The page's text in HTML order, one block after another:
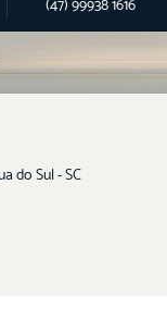
(47) 99938 1616
do Sul - SC